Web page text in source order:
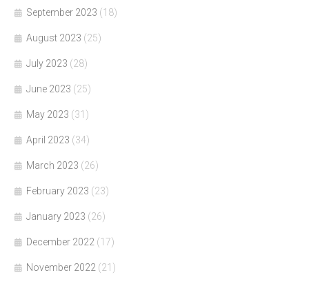
September 2023 (18)
August 2023 (25)
July 2023 (28)
June 2023 (25)
May 2023 (31)
April 2023 (34)
March 2023 (26)
February 2023 (23)
January 2023 (26)
December 2022 (17)
November 2022 (21)